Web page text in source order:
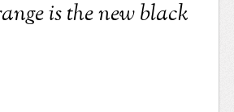
is the new black